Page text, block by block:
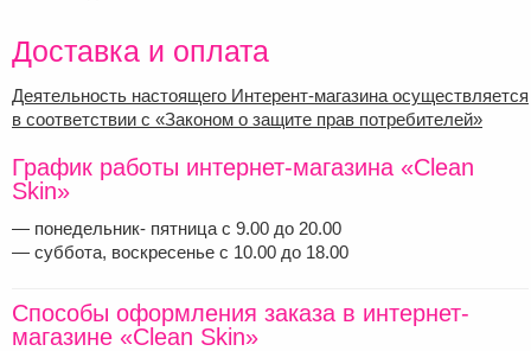
Доставка и оплата
Деятельность настоящего Интерент-магазина осуществляется
в соответствии с «Законом о защите прав потребителей»
График работы интернет-магазина «Clean
Skin»
— понедельник- пятница с 9.00 до 20.00
— суббота, воскресенье с 10.00 до 18.00
Способы оформления заказа в интернет-
магазине «Clean Skin»